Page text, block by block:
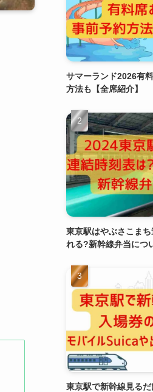
サマーランド2026有
方法も【全席紹介】
東京駅はやぶさこま
れる?新幹線弁当につ
東京駅で新幹線見る